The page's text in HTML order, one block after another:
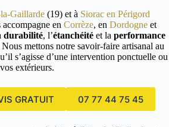
Gaillarde (19) et à Siorac en Périgord
en Corrèze, en Dordogne et
durabilité, l’étanchéité et la performance
Nous mettons notre savoir-faire artisanal au
s’agisse d’une intervention ponctuelle ou
extérieurs.
GRATUIT 07 77 44 75 45